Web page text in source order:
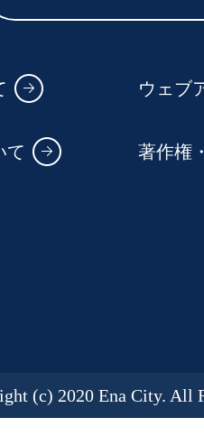
ウェブ
て 著作権
(c) 2020 Ena City. All